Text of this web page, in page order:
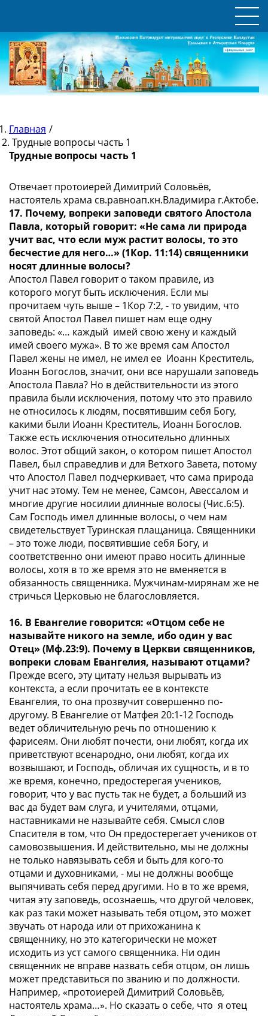
Главная /
Трудные вопросы часть 1
Трудные вопросы часть 1
Отвечает протоиерей Димитрий Соловьёв,
настоятель храма св.равноап.кн.Владимира г.Актобе.
17. Почему, вопреки заповеди святого Апостола
Павла, который говорит: «Не сама ли природа
учит вас, что если муж растит волосы, то это
бесчестие для него…» (1Кор. 11:14) священники
носят длинные волосы?
Апостол Павел говорит о таком правиле, из
которого могут быть исключения. Если мы
прочитаем чуть выше – 1Кор 7:2, - то увидим, что
святой Апостол Павел пишет нам еще одну
заповедь: «… каждый имей свою жену и каждый
имей своего мужа». В то же время сам Апостол
Павел жены не имел, не имел ее Иоанн Креститель,
Иоанн Богослов, значит, они все нарушали заповедь
Апостола Павла? Но в действительности из этого
правила были исключения, потому что это правило
не относилось к людям, посвятившим себя Богу,
какими были Иоанн Креститель, Иоанн Богослов.
Также есть исключения относительно длинных
волос. Этот общий закон, о котором пишет Апостол
Павел, был справедлив и для Ветхого Завета, потому
что Апостол Павел подчеркивает, что сама природа
учит нас этому. Тем не менее, Самсон, Авессалом и
многие другие носилии длинные волосы (Чис.6:5).
Сам Господь имел длинные волосы, о чем нам
свидетельствует Туринская плащаница. Священники
– это тоже люди, посвятившие себя Богу, и
соответственно они имеют право носить длинные
волосы, хотя в то же время это не вменяется в
обязанность священника. Мужчинам-мирянам же не
стричься Церковью не благословляется.
16. В Евангелие говорится: «Отцом себе не
называйте никого на земле, ибо один у вас
Отец» (Мф.23:9). Почему в Церкви священников,
вопреки словам Евангелия, называют отцами?
Прежде всего, эту цитату нельзя вырывать из
контекста, а если прочитать ее в контексте
Евангелия, то она прозвучит совершенно по-
другому. В Евангелие от Матфея 20:1-12 Господь
ведет обличительную речь по отношению к
фарисеям. Они любят почести, они любят, когда их
приветствуют всенародно, они любят, когда их
возвышают, и Господь, обличая их сущность, и в то
же время, конечно, предостерегая учеников,
говорит, что у вас пусть так не будет, а больший из
вас да будет вам слуга, и учителями, отцами,
наставниками не называйте себя. Смысл слов
Спасителя в том, что Он предостерегает учеников от
самовозвышения. И действительно, мы не должны
не только навязывать себя и быть для кого-то
отцами и духовниками, - мы не должны вообще
выпячивать себя перед другими. Но в то же время,
читая эту заповедь, осознаешь, что другой человек,
как раз таки может называть тебя отцом, это может
звучать от народа или от прихожанина к
священнику, но это категорически не может
исходить из уст самого священника. Ни один
священник не вправе назвать себя отцом, он лишь
может представиться по званию и по должности.
Например, «протоиерей Димитрий Соловьёв,
настоятель храма…». Но сказать о себе, что я отец